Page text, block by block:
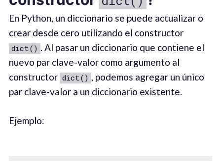
En Python, un diccionario se puede actualizar o
crear desde cero utilizando el constructor
dict() . Al pasar un diccionario que contiene el
nuevo par clave-valor como argumento al
constructor dict() , podemos agregar un único
par clave-valor a un diccionario existente.
Ejemplo: